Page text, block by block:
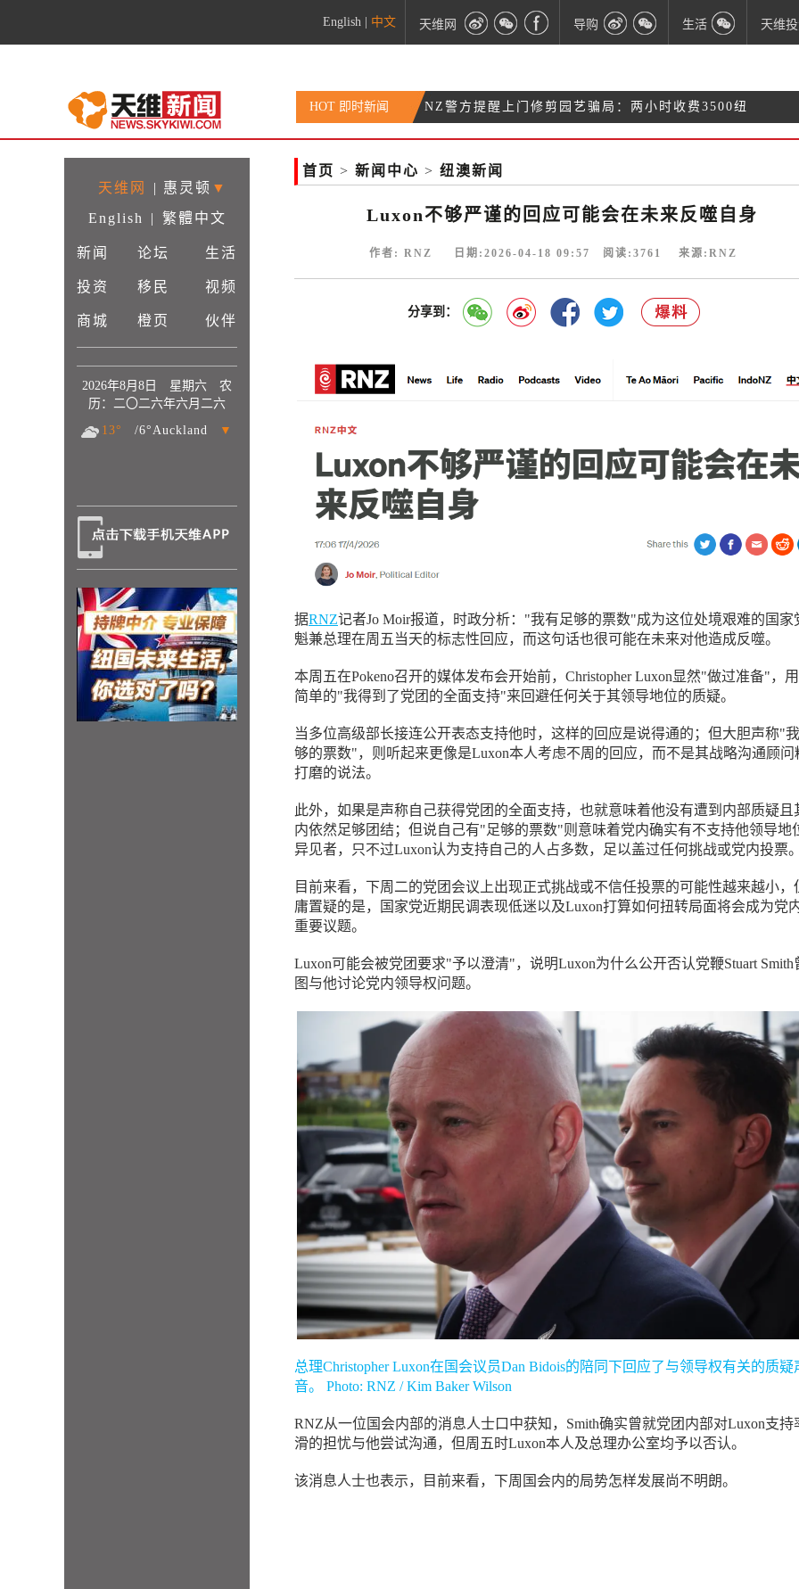
English 中文 天维网 导购 生活 天维
HOT 即时新闻
NZ警方提醒上门修剪园艺骗局：两小时收费3500纽
万米高空的悲剧：当跨国航班有乘客离世，该如何处
Westpac银行再次加息：房贷利率和存款利率同步上
调
惠灵顿“神秘糖爹”骚扰升级：警方介入调查，不排除
天维网 | 惠灵顿 ▼
English
| 繁體中文
新闻 论坛 生活
投资 移民 视频
商城 橙页 伙伴
2026年8月8日 星期六 农
历：二〇二六年六月二六
13°
/6°Auckland ▼
首页 > 新闻中心 > 纽澳新闻
Luxon不够严谨的回应可能会在未来反噬自身
作者: RNZ 日期:2026-04-18 09:57 阅读: 3761 来源:RNZ
分享到：
据RNZ记者Jo Moir报道，时政分析："我有足够的票数"成为这位处境艰难的国家
魁兼总理在周五当天的标志性回应，而这句话也很可能在未来对他造成反噬。
本周五在Pokeno召开的媒体发布会开始前，Christopher Luxon显然"做过准备"，
简单的"我得到了党团的全面支持"来回避任何关于其领导地位的质疑。
当多位高级部长接连公开表态支持他时，这样的回应是说得通的；但大胆声称"
够的票数"，则听起来更像是Luxon本人考虑不周的回应，而不是其战略沟通顾问
打磨的说法。
此外，如果是声称自己获得党团的全面支持，也就意味着他没有遭到内部质疑且
内依然足够团结；但说自己有"足够的票数"则意味着党内确实有不支持他领导地
异见者，只不过Luxon认为支持自己的人占多数，足以盖过任何挑战或党内投票
目前来看，下周二的党团会议上出现正式挑战或不信任投票的可能性越来越小，
庸置疑的是，国家党近期民调表现低迷以及Luxon打算如何扭转局面将会成为党
重要议题。
Luxon可能会被党团要求"予以澄清"，说明Luxon为什么公开否认党鞭Stuart Smith
图与他讨论党内领导权问题。
总理Christopher Luxon在国会议员Dan Bidois的陪同下回应了与领导权有关的质疑
音。 Photo: RNZ / Kim Baker Wilson
RNZ从一位国会内部的消息人士口中获知，Smith确实曾就党团内部对Luxon支持
滑的担忧与他尝试沟通，但周五时Luxon本人及总理办公室均予以否认。
该消息人士也表示，目前来看，下周国会内的局势怎样发展尚不明朗。